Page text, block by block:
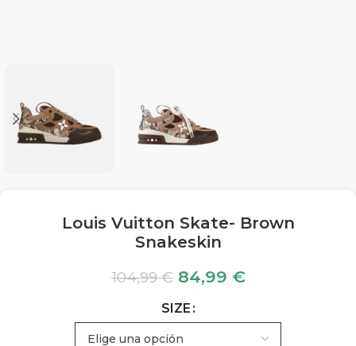
Louis Vuitton Skate- Brown
Snakeskin
104,99€ 84,99 €
SIZE